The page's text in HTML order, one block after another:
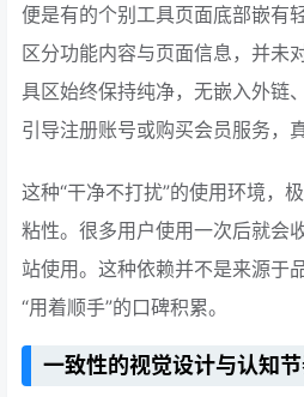
便是有的个别工具页面底部嵌有
区分功能内容与页面信息，并未
具区始终保持纯净，无嵌入外链
引导注册账号或购买会员服务，
这种“干净不打扰”的使用环境，
粘性。很多用户使用一次后就会
站使用。这种依赖并不是来源于
“用着顺手”的口碑积累。
一致性的视觉设计与认知